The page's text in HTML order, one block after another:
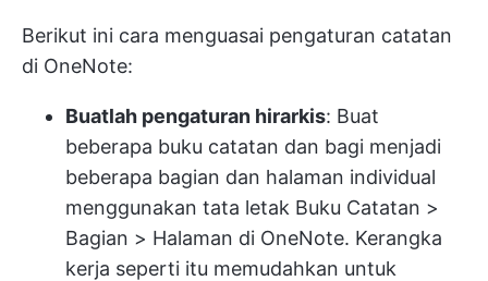
Berikut ini cara menguasai pengaturan catatan
di OneNote:
Buatlah pengaturan hirarkis: Buat
beberapa buku catatan dan bagi menjadi
beberapa bagian dan halaman individual
menggunakan tata letak Buku Catatan >
Bagian > Halaman di OneNote. Kerangka
kerja seperti itu memudahkan untuk